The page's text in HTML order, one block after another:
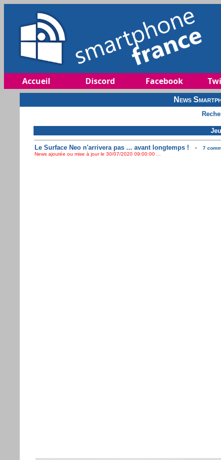
Accueil Discord Facebook
News
Le Surface Neo n'arrivera pas ... avant longtemps ! -
7
News ajoutée ou mise à jour le 30/07/2020 09:00:00 ...